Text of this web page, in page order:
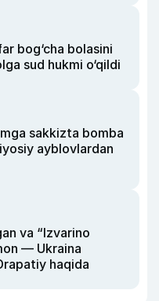
bog‘cha bolasini
sud hukmi o‘qildi
sakkizta bomba
ayblovlardan
va “Izvarino
— Ukraina
haqida